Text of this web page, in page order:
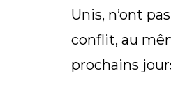
Unis, n’ont
conflit, au
prochains